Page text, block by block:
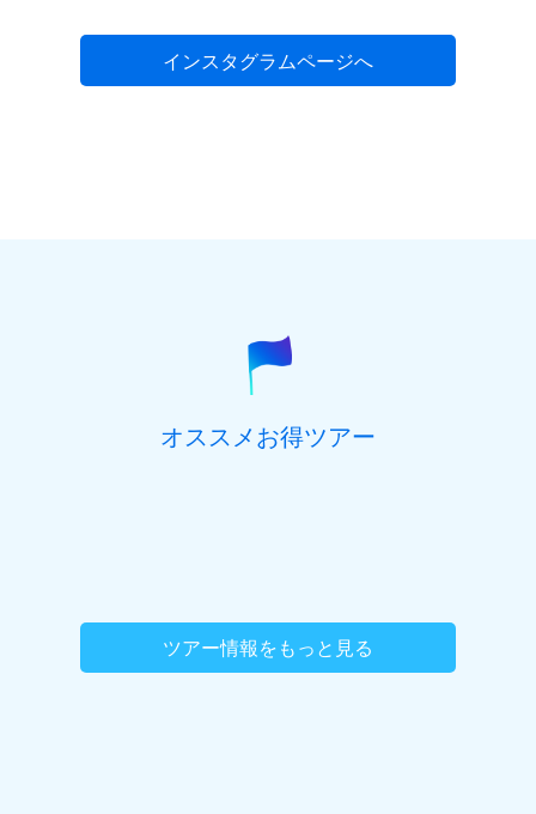
インスタグラムページへ
オススメお得ツアー
ツアー情報をもっと見る